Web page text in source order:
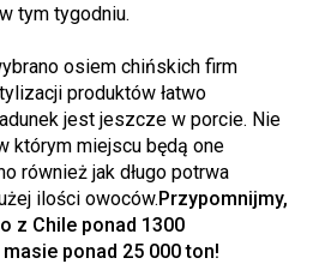
tym tygodniu.
osiem chińskich firm
produktów łatwo
jest jeszcze w porcie. Nie
którym miejscu będą one
również jak długo potrwa
ilości owoców.Przypomnijmy,
z Chile ponad 1300
ponad 25 000 ton!